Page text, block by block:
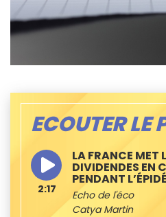
ECOUTER LE
LA FRANCE MET
DIVIDENDES EN
PENDANT
Echo de l'éco
Catya Martin
2:17